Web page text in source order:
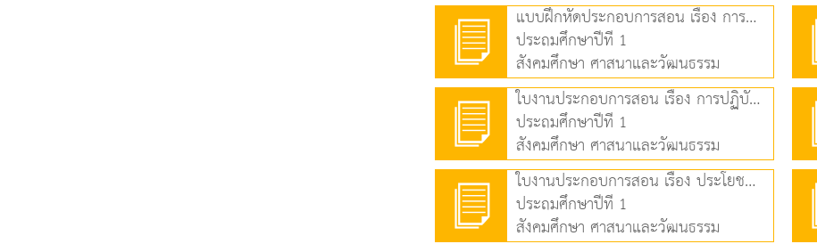
แบบฝึกหัดประกอบการสอน เรื่อง การทำงานอย่างสุจริต (198.24 KB)
ประถมศึกษาปีที่ 1
สังคมศึกษา ศาสนาและวัฒนธรรม
ใบงานประกอบการสอน เรื่อง การปฏิบัติตนเป็นสมาชิกที่ดีของครอบครัว (122.38 KB)
ประถมศึกษาปีที่ 1
สังคมศึกษา ศาสนาและวัฒนธรรม
ใบงานประกอบการสอน เรื่อง ประโยชน์ของการปฏิบัติตนเป็นสมาชิกที่ดีของครอบครัว (84.08 KB)
ประถมศึกษาปีที่ 1
สังคมศึกษา ศาสนาและวัฒนธรรม